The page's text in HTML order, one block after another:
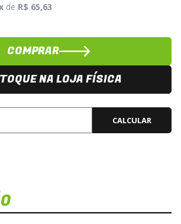
de R$ 65,63
COMPRAR
NA LOJA FÍSICA
CALCULAR
Veja